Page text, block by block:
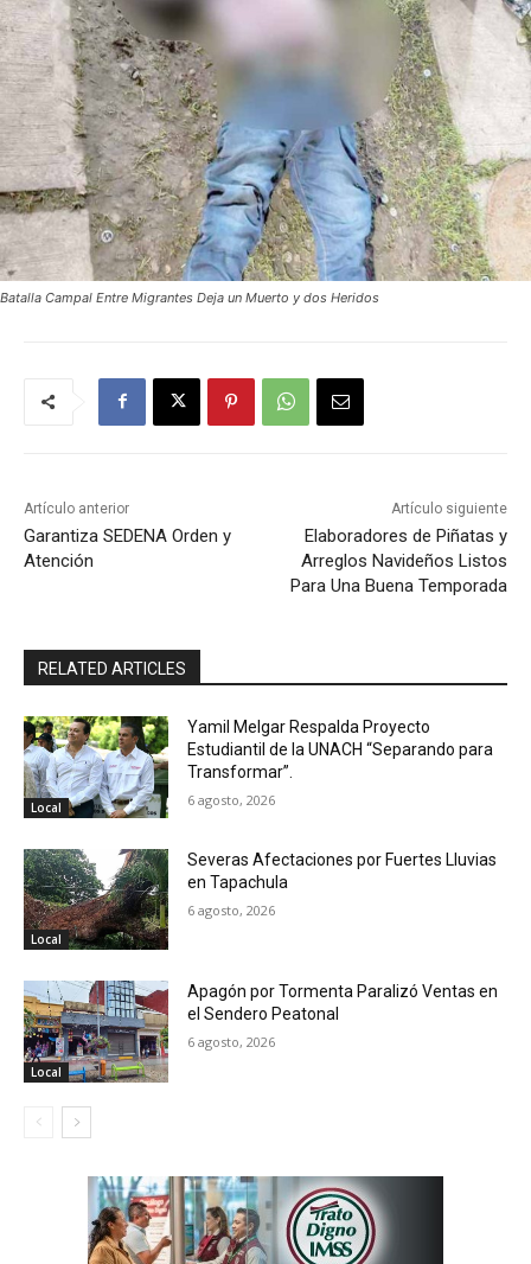
Batalla Campal Entre Migrantes Deja un Muerto y dos Heridos
Artículo anterior
Garantiza SEDENA Orden y
Atención
Artículo siguiente
Elaboradores de Piñatas y
Arreglos Navideños Listos
Para Una Buena Temporada
RELATED ARTICLES
Local
Yamil Melgar Respalda Proyecto
Estudiantil de la UNACH “Separando para
Transformar”.
6 agosto, 2026
Local
Severas Afectaciones por Fuertes Lluvias
en Tapachula
6 agosto, 2026
Local
Apagón por Tormenta Paralizó Ventas en
el Sendero Peatonal
6 agosto, 2026